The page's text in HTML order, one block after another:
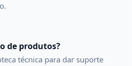
de produtos?
técnica para dar suporte